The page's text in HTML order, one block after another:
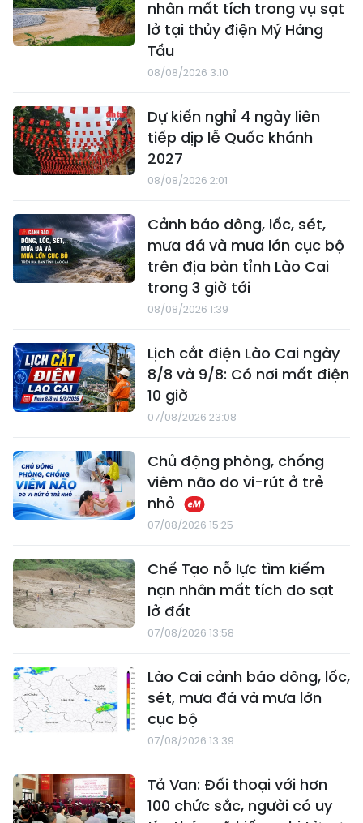
nhân mất tích trong vụ sạt
lở tại thủy điện Mý Háng
Tầu
08/08/2026 3:10
Dự kiến nghỉ 4 ngày liên
tiếp dịp lễ Quốc khánh
2027
08/08/2026 2:01
Cảnh báo dông, lốc, sét,
mưa đá và mưa lớn cục bộ
trên địa bàn tỉnh Lào Cai
trong 3 giờ tới
08/08/2026 1:39
Lịch cắt điện Lào Cai ngày
8/8 và 9/8: Có nơi mất điện
10 giờ
07/08/2026 23:08
Chủ động phòng, chống
viêm não do vi-rút ở trẻ
nhỏ
07/08/2026 15:25
Chế Tạo nỗ lực tìm kiếm
nạn nhân mất tích do sạt
lở đất
07/08/2026 13:58
Lào Cai cảnh báo dông, lốc,
sét, mưa đá và mưa lớn
cục bộ
07/08/2026 13:39
Tả Van: Đối thoại với hơn
100 chức sắc, người có uy